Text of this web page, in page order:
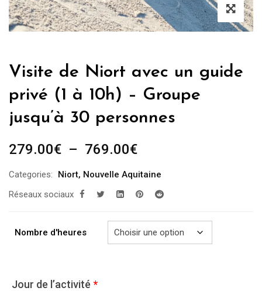
Visite de Niort avec un guide
privé (1 à 10h) – Groupe
jusqu’à 30 personnes
279.00€ – 769.00€Plage
prix :
279.00€
769.00€
Categories: Niort, Nouvelle Aquitaine
Réseaux sociaux
Nombre d'heures
Jour de l’activité *